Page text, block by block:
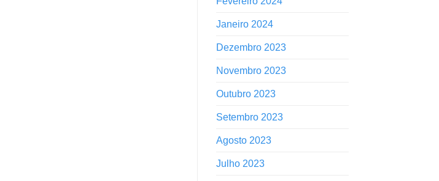
Janeiro 2024
Dezembro 2023
Novembro 2023
Outubro 2023
Setembro 2023
Agosto 2023
Julho 2023